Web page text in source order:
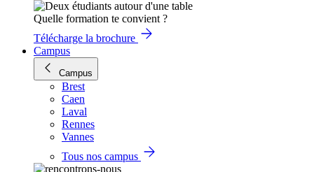
Quelle formation te convient ?
Télécharge la brochure
Campus
Campus
Brest
Caen
Laval
Rennes
Vannes
Tous nos campus